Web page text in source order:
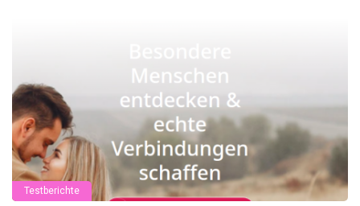
Testberichte